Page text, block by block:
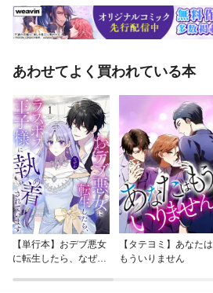
あわせてよく買われている本
【単行本】おデブ悪女
に転生したら、なぜか
【タテヨミ】あなたは
もういりません